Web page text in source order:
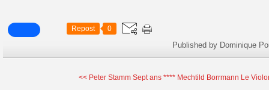
Repost 0
Published by Dominique
<< Peter Stamm Sept ans **** Mechtild Borrmann Le